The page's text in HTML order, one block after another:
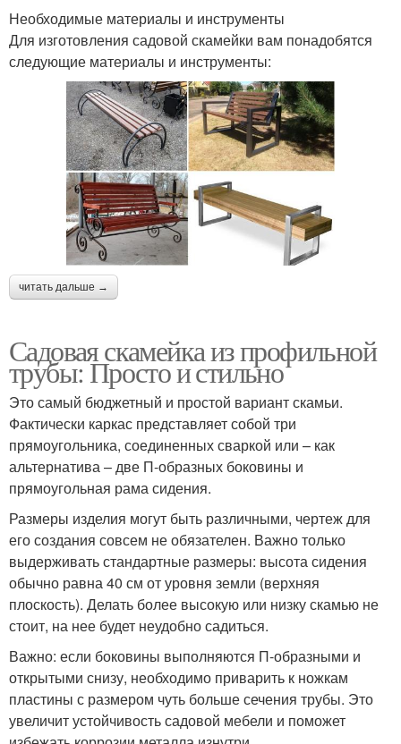
Необходимые материалы и инструменты
Для изготовления садовой скамейки вам понадобятся
следующие материалы и инструменты:
читать дальше →
Садовая скамейка из профильной
трубы: Просто и стильно
Это самый бюджетный и простой вариант скамьи.
Фактически каркас представляет собой три
прямоугольника, соединенных сваркой или – как
альтернатива – две П-образных боковины и
прямоугольная рама сидения.
Размеры изделия могут быть различными, чертеж для
его создания совсем не обязателен. Важно только
выдерживать стандартные размеры: высота сидения
обычно равна 40 см от уровня земли (верхняя
плоскость). Делать более высокую или низку скамью не
стоит, на нее будет неудобно садиться.
Важно: если боковины выполняются П-образными и
открытыми снизу, необходимо приварить к ножкам
пластины с размером чуть больше сечения трубы. Это
увеличит устойчивость садовой мебели и поможет